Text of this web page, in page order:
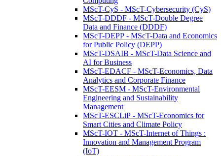
MScT-CyS - MScT-Cybersecurity (CyS)
MScT-DDDF - MScT-Double Degree
Data and Finance (DDDF)
MScT-DEPP - MScT-Data and Economics
for Public Policy (DEPP)
MScT-DSAIB - MScT-Data Science and
AI for Business
MScT-EDACF - MScT-Economics, Data
Analytics and Corporate Finance
MScT-EESM - MScT-Environmental
Engineering and Sustainability
Management
MScT-ESCLiP - MScT-Economics for
Smart Cities and Climate Policy
MScT-IOT - MScT-Internet of Things :
Innovation and Management Program
(IoT)